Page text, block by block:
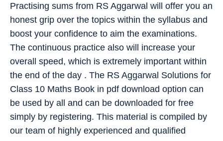
Practising sums from RS Aggarwal will offer you an
honest grip over the topics within the syllabus and
boost your confidence to aim the examinations.
The continuous practice also will increase your
overall speed, which is extremely important within
the end of the day . The RS Aggarwal Solutions for
Class 10 Maths Book in pdf download option can
be used by all and can be downloaded for free
simply by registering. This material is compiled by
our team of highly experienced and qualified